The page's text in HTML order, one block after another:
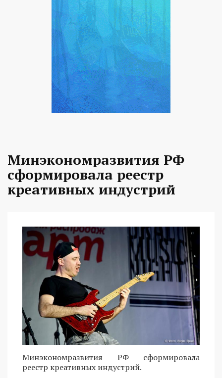
Минэкономразвития РФ
сформировала реестр
креативных индустрий
Минэкономразвития РФ сформировала
реестр креативных индустрий.